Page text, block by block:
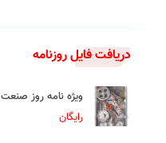
دریافت فایل روزنامه
ویژه نامه روز صنعت
رایگان